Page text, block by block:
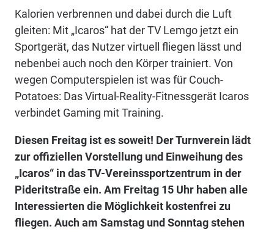
Kalorien verbrennen und dabei durch die Luft
gleiten: Mit „Icaros“ hat der TV Lemgo jetzt ein
Sportgerät, das Nutzer virtuell fliegen lässt und
nebenbei auch noch den Körper trainiert. Von
wegen Computerspielen ist was für Couch-
Potatoes: Das Virtual-Reality-Fitnessgerät Icaros
verbindet Gaming mit Training.
Diesen Freitag ist es soweit! Der Turnverein lädt
zur offiziellen Vorstellung und Einweihung des
„Icaros“ in das TV-Vereinssportzentrum in der
Pideritstraße ein. Am Freitag 15 Uhr haben alle
Interessierten die Möglichkeit kostenfrei zu
fliegen. Auch am Samstag und Sonntag stehen